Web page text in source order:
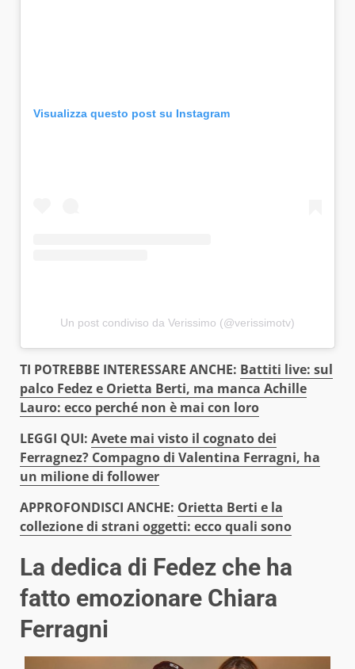
Visualizza questo post su Instagram
Un post condiviso da Verissimo (@verissimotv)
TI POTREBBE INTERESSARE ANCHE: Battiti live: sul
palco Fedez e Orietta Berti, ma manca Achille
Lauro: ecco perché non è mai con loro
LEGGI QUI: Avete mai visto il cognato dei
Ferragnez? Compagno di Valentina Ferragni, ha
un milione di follower
APPROFONDISCI ANCHE: Orietta Berti e la
collezione di strani oggetti: ecco quali sono
La dedica di Fedez che ha
fatto emozionare Chiara
Ferragni